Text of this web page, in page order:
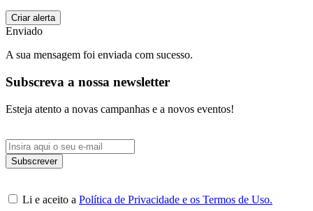
Enviado
A sua mensagem foi enviada com sucesso.
Subscreva a nossa newsletter
Esteja atento a novas campanhas e a novos eventos!
Li e aceito a Política de Privacidade e os Termos de Uso.